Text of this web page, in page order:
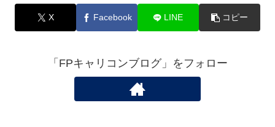
X Facebook LINE コピー
「FPキャリコンブログ」をフォロー